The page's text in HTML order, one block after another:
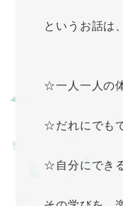
というお話は
☆一人一人の
☆だれにでも
☆自分にでき